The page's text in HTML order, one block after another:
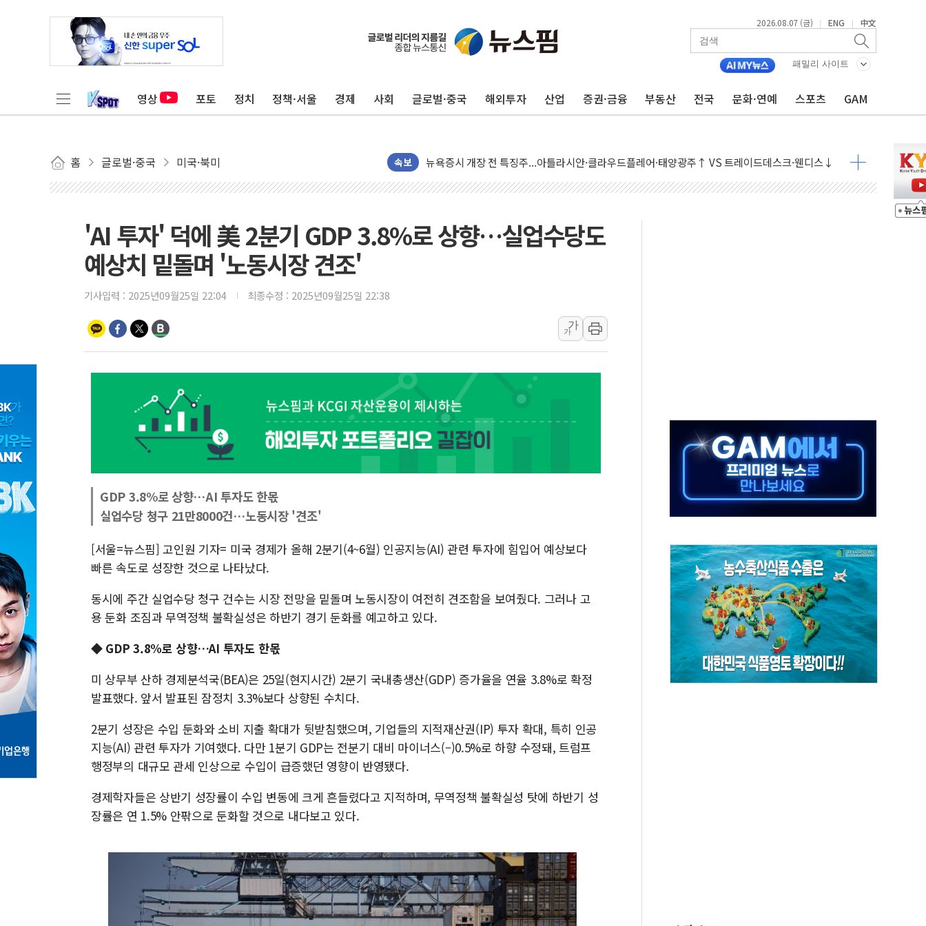
2026.08.07 (금) | ENG | 中文
패밀리 사이트
영상 포토 정치 정책·서울 경제 사회 글로벌·중국 해외투자 산업 증권·금융 부동산 전국 문화·연예 스포츠 GAM
홈 글로벌·중국 미국·북미 속보
美 고용 쇼크에 엔화 장중 급등…시장은 "또 개입했나" 촉각
[AI MY 뉴스] 뉴욕 반도체주 프리뷰...美 고용 쇼크에 반도체주 '활짝'
[종합] 美 7월 고용 2만3000명 감소 '쇼크'…9월 금리 인상 기대 후퇴
[사진] 이슬람 수니파 3개국, 공동방위협정 체결
보훈부, 미 DPAA와 MOU… "6·25 미군 실종자 7359명 끝까지 찾겠다"
트럼프 "금리 내려야"…파월 때와 달리 워시엔 톤 낮춰
李 "해남 태양광, 대한민국 다음 100년 밑거름…수도권 집중 완화 전환점"
李 대통령, '6시간 마라톤 부동산 2차 회의' 주재… "전폭적 공급 확대·속도전 총력"
남동발전, 해남군에 국내 최대 규모 400MW 태양광 착공…여의도 1.6배 규모
[인도증시] 중동 불안 속 유가 상승에 소폭 하락...금융주 낙폭 커
폭염 누그러지고 가뭄 숙지나...경북동해안권 8~9일 최대 100mm 호우
사우디·튀르키예·파키스탄, '공동방위협정' 체결… 수니파 국가들의 새 안보 협력 구도
신길동 신축도 3.3㎡당 7250만원…써밋 클라비온 59㎡ 18억원대
'AI 투자' 덕에 美 2분기 GDP 3.8%로 상향…실업수당도
예상치 밑돌며 '노동시장 견조'
기사입력 : 2025년09월25일 22:04 최종수정 : 2025년09월25일 22:38
가
가
GDP 3.8%로 상향…AI 투자도 한몫
실업수당 청구 21만8000건…노동시장 '견조'
[서울=뉴스핌] 고인원 기자= 미국 경제가 올해 2분기(4~6월) 인공지능(AI) 관련 투자에 힘입어 예상보다
빠른 속도로 성장한 것으로 나타났다.
동시에 주간 실업수당 청구 건수는 시장 전망을 밑돌며 노동시장이 여전히 견조함을 보여줬다. 그러나 고
용 둔화 조짐과 무역정책 불확실성은 하반기 경기 둔화를 예고하고 있다.
◆ GDP 3.8%로 상향…AI 투자도 한몫
미 상무부 산하 경제분석국(BEA)은 25일(현지시간) 2분기 국내총생산(GDP) 증가율을 연율 3.8%로 확정
발표했다. 앞서 발표된 잠정치 3.3%보다 상향된 수치다.
2분기 성장은 수입 둔화와 소비 지출 확대가 뒷받침했으며, 기업들의 지적재산권(IP) 투자 확대, 특히 인공
지능(AI) 관련 투자가 기여했다. 다만 1분기 GDP는 전분기 대비 마이너스(–)0.5%로 하향 수정돼, 트럼프
행정부의 대규모 관세 인상으로 수입이 급증했던 영향이 반영됐다.
경제학자들은 상반기 성장률이 수입 변동에 크게 흔들렸다고 지적하며, 무역정책 불확실성 탓에 하반기 성
장률은 연 1.5% 안팎으로 둔화할 것으로 내다보고 있다.